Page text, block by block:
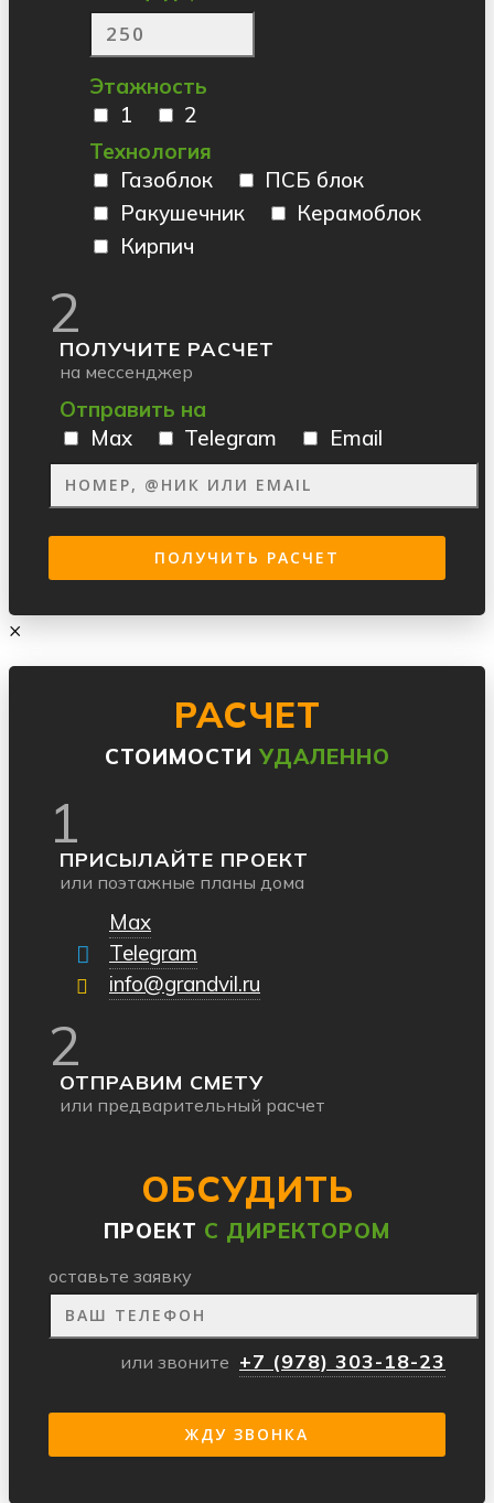
Этажность
1
2
Технология
Газоблок
ПСБ блок
Ракушечник
Керамоблок
Кирпич
2
ПОЛУЧИТЕ РАСЧЕТ
на мессенджер
Отправить на
Max
Telegram Email
×
РАСЧЕТ
СТОИМОСТИ УДАЛЕННО
1
ПРИСЫЛАЙТЕ ПРОЕКТ
или поэтажные планы дома
Max
Telegram
info@grandvil.ru
2
ОТПРАВИМ СМЕТУ
или предварительный расчет
ОБСУДИТЬ
ПРОЕКТ С ДИРЕКТОРОМ
оставьте заявку
или звоните +7 (978) 303-18-23